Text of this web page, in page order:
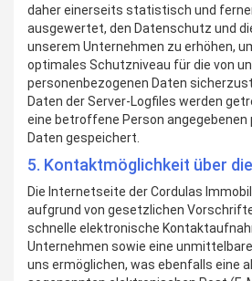
daher einerseits statistisch und
ausgewertet, den Datenschutz und
unserem Unternehmen zu erhöhen,
optimales Schutzniveau für die von
personenbezogenen Daten
Daten der Server-Logfiles werden
eine betroffene Person angegebenen
Daten gespeichert.
5. Kontaktmöglichkeit über
Die Internetseite der Cordulas
aufgrund von gesetzlichen
schnelle elektronische
Unternehmen sowie eine
uns ermöglichen, was ebenfalls eine